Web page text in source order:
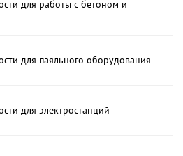
для работы с бетоном и
для паяльного оборудования
для электростанций